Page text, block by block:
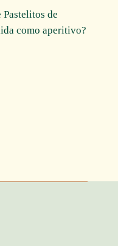
Pastelitos de
como aperitivo?